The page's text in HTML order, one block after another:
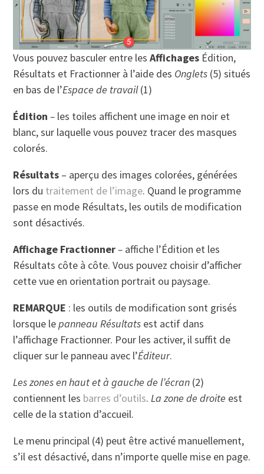
Vous pouvez basculer entre lesAffichages Édition,
Résultats et Fractionner à l’aide des Onglets (5) situés
en bas de l’Espace de travail(1)
Édition – les toiles affichent une image en noir et
blanc, sur laquelle vous pouvez tracer des masques
colorés.
Résultats – aperçu des images colorées, générées
lors du traitement de l’image. Quand le programme
passe en mode Résultats, les outils de modification
sont désactivés.
Affichage Fractionner– affiche l’Édition et les
Résultats côte à côte. Vous pouvez choisir d’afficher
cette vue en orientation portrait ou paysage.
REMARQUE : les outils de modification sont grisés
lorsque lepanneau Résultats est actif dans
l’affichage Fractionner. Pour les activer, il suffit de
cliquer sur le panneau avec l’Éditeur.
Les zones en haut et à gauche de l’écran (2)
contiennent les barres d’outils. La zone de droite est
celle de la station d’accueil.
Le menu principal (4) peut être activé manuellement,
s’il est désactivé, dans n’importe quelle mise en page.